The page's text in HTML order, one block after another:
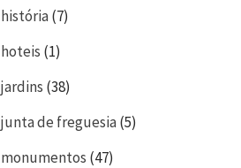
história(7)
hoteis (1)
jardins (38)
junta de freguesia(5)
monumentos (47)